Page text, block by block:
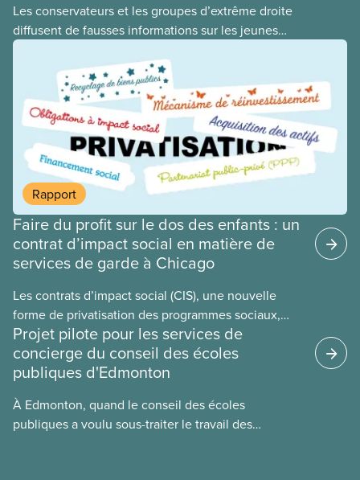
​Les conservateurs et les groupes d’extrême droite
diffusent de fausses informations sur les jeunes
2ELGBTQI+ dans l’espoir de semer la discorde dans
nos rangs. En ciblant les jeunes trans, ils cherchent
à détourner l’attention de leurs politiques
antiouvrières et alimentent la haine envers les
personnes vulnérables à des fins politiques. Les
gouvernements de droite sont gagnants lorsque la
division règne, lorsque les travailleuses et
travailleurs n’unissent pas leurs voix contre les
coupes dans les services publics, la crise du coût
de la vie ou tout autre problème.
Rapport
Faire du profit sur le dos des enfants : un
contrat d’impact social en matière de
services de garde à Chicago
Les contrats d’impact social (CIS), une nouvelle
forme de privatisation des programmes sociaux,
sont mis de l’avant dans de nombreux secteurs au
Canada. Cette étude de cas examine certains des
revers des CIS en utilisant l’exemple du programme
imposant contrat d’impact social municipal
au monde.
Projet pilote pour les services de
concierge du conseil des écoles
publiques d'Edmonton
À Edmonton, quand le conseil des écoles
publiques a voulu sous-traiter le travail des